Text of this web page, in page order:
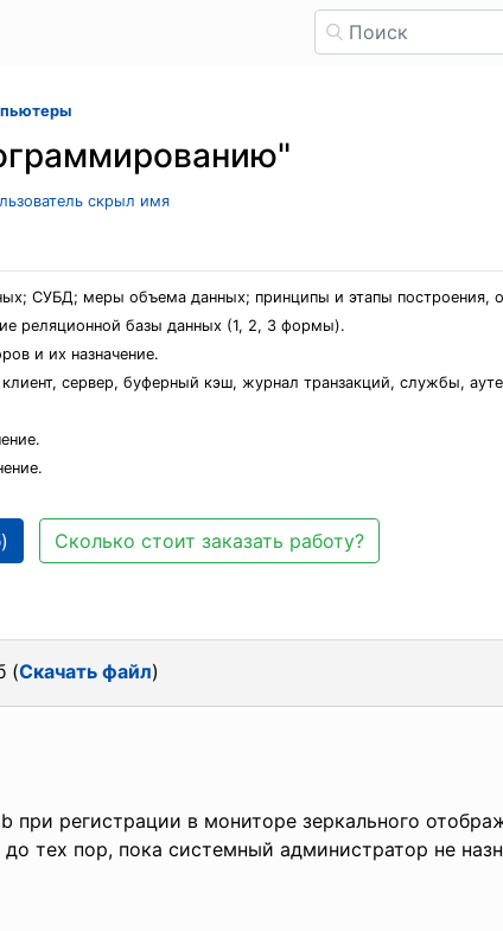
скрыл имя
СУБД; меры объема данных; принципы и этапы построения,
реляционной базы данных (1, 2, 3 формы).
и их назначение.
сервер, буферный кэш, журнал транзакций, службы,
Сколько стоит заказать работу?
(Скачать файл)
при регистрации в мониторе зеркального
тех пор, пока системный администратор не